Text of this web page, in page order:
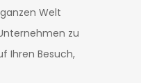
Welt
zu
Ihren Besuch,